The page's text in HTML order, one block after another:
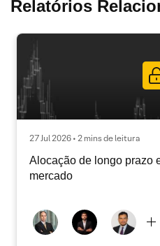
Relatórios
27 Jul 2026 • 2 mins de leitura
Alocação de longo prazo
mercado